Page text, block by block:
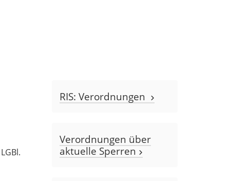
RIS: Verordnungen
Verordnungen über
aktuelle Sperren